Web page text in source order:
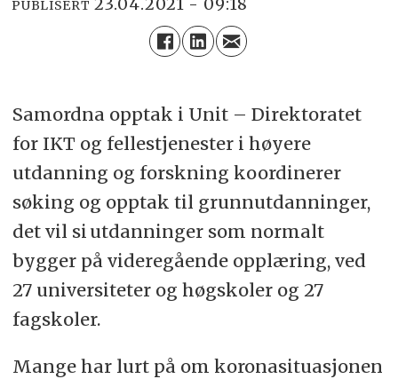
PUBLISERT
Samordna opptak i Unit – Direktoratet
for IKT og fellestjenester i høyere
utdanning og forskning koordinerer
søking og opptak til grunnutdanninger,
det vil si utdanninger som normalt
bygger på videregående opplæring, ved
27 universiteter og høgskoler og 27
fagskoler.
Mange har lurt på om koronasituasjonen